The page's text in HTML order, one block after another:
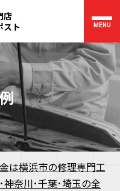
店
スト
MENU
は横浜市の修理専門工
奈川･千葉･埼玉の全